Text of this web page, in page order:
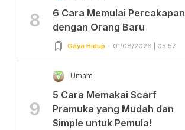
8
6 Cara Memulai Percakapan
dengan Orang Baru
Gaya Hidup 01/08/2026 | 05:57
9
Umam
5 Cara Memakai Scarf
Pramuka yang Mudah dan
Simple untuk Pemula!